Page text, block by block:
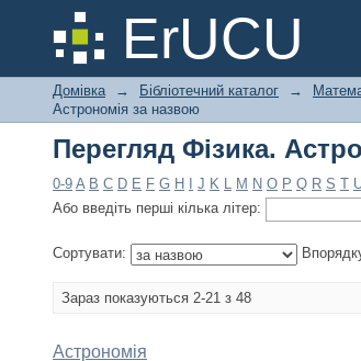
ErUCU
Перегляд Фізика.
Домівка → Бібліотечний каталог →
Астрономія за назвою
Перегляд Фізика.
0-9 A B C D E F G H J K L M N O P Q R S T
Або введіть перші кілька літер:
Сортувати:
Зараз показуються 2-21 з 48
Астрономія